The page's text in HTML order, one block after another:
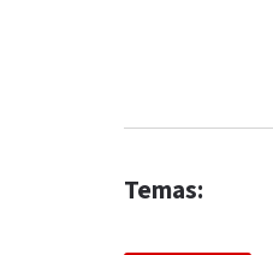
Temas: